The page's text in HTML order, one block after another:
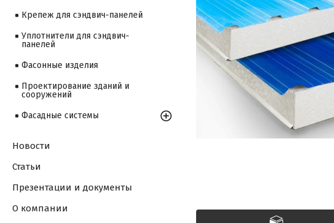
Крепеж для сэндвич-панелей
Уплотнители для сэндвич-
панелей
Фасонные изделия
Проектирование зданий и
сооружений
Фасадные системы
Новости
Статьи
Презентации и документы
О компании